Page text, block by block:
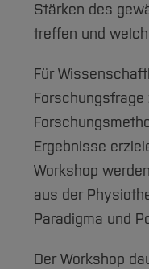
Stärken des
treffen und
Für
Ergebnisse
Workshop
aus der
Paradigma und
Der Workshop